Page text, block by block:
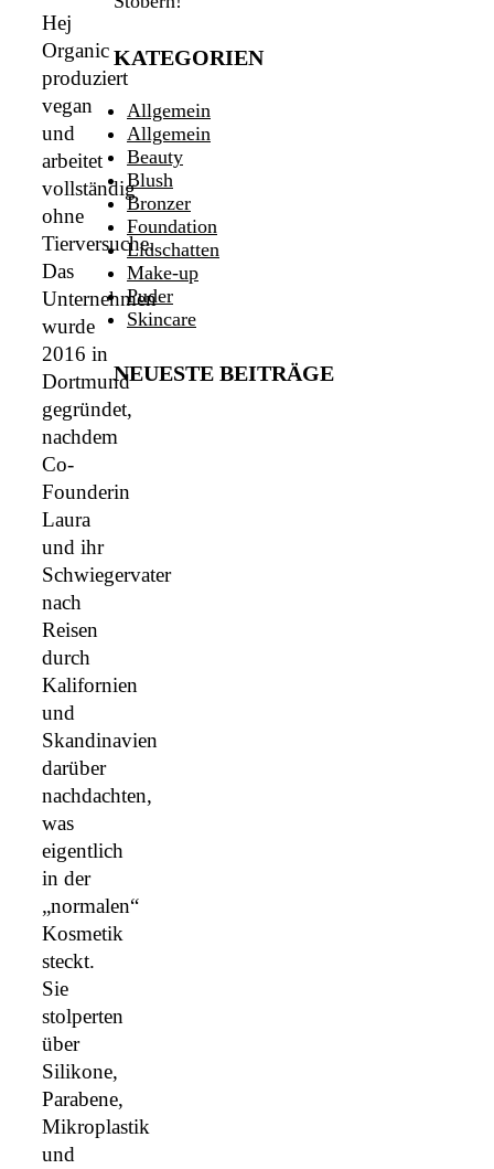
Hej
Organic
produziert
vegan
und
arbeitet
vollständig
ohne
Tierversuche.
Das
Unternehmen
wurde
2016 in
Dortmund
gegründet,
nachdem
Co-
Founderin
Laura
und ihr
Schwiegervater
nach
Reisen
durch
Kalifornien
und
Skandinavien
darüber
nachdachten,
was
eigentlich
in der
„normalen“
Kosmetik
steckt.
Sie
stolperten
über
Silikone,
Parabene,
Mikroplastik
und
KATEGORIEN
Allgemein
Allgemein
Beauty
Blush
Bronzer
Foundation
Lidschatten
Make-up
Puder
Skincare
NEUESTE BEITRÄGE